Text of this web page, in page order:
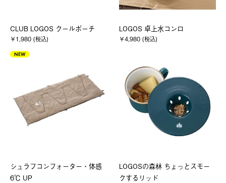
CLUB LOGOS クールポーチ
￥1,980 (税込)
LOGOS 卓上水コンロ
￥4,980 (税込)
NEW
シュラフコンフォーター・体感
6℃ UP
LOGOSの森林 ちょっとスモー
クするリッド